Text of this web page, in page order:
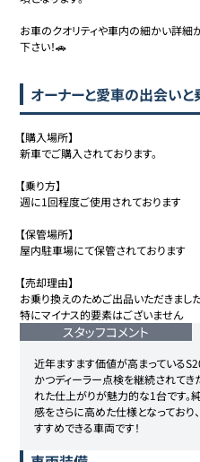
お車のクオリティや車内の細かい詳
下さい！🚗
オーナーと愛車の出会いと
【購入場所】
新車でご購入されております。
【乗り方】
週に1回程度ご使用されております
【保管場所】
屋内駐車場にて保管されております
【売却理由】
お乗り換えのためご出品いただきまし
特にマイナス的要素はございません
スタッフコメント
近年ますます価値が高まっている
かつディーラー点検を継続されて
れた仕上がりが魅力的な1台です。
感をさらに高めた仕様となっており
すすめできる車両です！